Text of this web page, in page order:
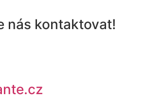
nás kontaktovat!